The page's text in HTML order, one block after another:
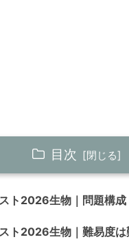
目次
ト2026生物｜問題構成
ト2026生物｜難易度は